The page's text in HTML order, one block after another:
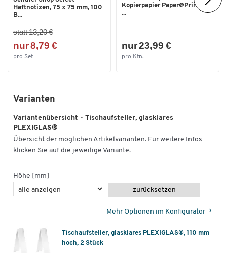
Haftnotizen, 75 x 75 mm, 100
B...
statt 13,20 €
nur 8,79 €
pro Set
Kopierpapier Paper@Print, DIN
...
nur 23,99 €
pro Ktn.
Varianten
Variantenübersicht - Tischaufsteller, glasklares
PLEXIGLAS®
Übersicht der möglichen Artikelvarianten. Für weitere Infos
klicken Sie auf die jeweilige Variante.
Höhe [mm]
zurücksetzen
Mehr Optionen im Konfigurator
Tischaufsteller, glasklares PLEXIGLAS®, 110 mm
hoch, 2 Stück